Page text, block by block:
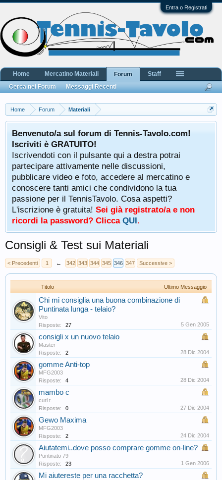
Entra o Registrati
Home Forum Materiali
Benvenuto/a sul forum di Tennis-Tavolo.com!
Iscriviti è GRATUITO!
Iscrivendoti con il pulsante qui a destra potrai
partecipare attivamente nelle discussioni,
pubblicare video e foto, accedere al mercatino e
conoscere tanti amici che condividono la tua
passione per il TennisTavolo. Cosa aspetti?
L'iscrizione è gratuita! Sei già registrato/a e non
ricordi la password? Clicca QUI.
Consigli & Test sui Materiali
< Precedenti 1 ← 342 343 344 345 346 347 Successive >
Titolo Ultimo Messaggio
Chi mi consiglia una buona combinazione di
Puntinata lunga - telaio?
Vito
Risposte:
27 5 Gen 2005
consigli x un nuovo telaio
Master
Risposte:
2 28 Dic 2004
gomme Anti-top
MFG2003
Risposte:
4 28 Dic 2004
mambo c
curl t.
Risposte:
0 27 Dic 2004
Gewo Maxima
MFG2003
Risposte:
2 24 Dic 2004
Aiutatemi..dove posso comprare gomme on-line?
Puntinato 79
Risposte:
23 1 Gen 2006
Mi aiutereste per una racchetta?
Home Mercatino Materiali
Forum
Cerca nei Forum
Messaggi Recenti
Staff